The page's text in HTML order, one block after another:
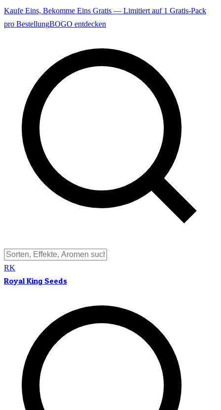
Kaufe Eins, Bekomme Eins Gratis — Limitiert auf 1 Gratis-Pack
pro BestellungBOGO entdecken
RK
Royal King Seeds